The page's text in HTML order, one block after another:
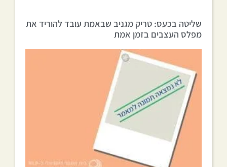
שליטה בכעס: טריק מגניב שבאמת עובד להוריד את
מפלס העצבים בזמן אמת